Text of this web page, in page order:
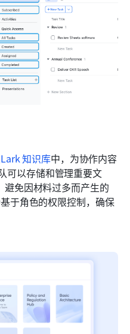
Lark 知识库中，为协作内容
可以存储和管理重要文
避免因材料过多而产生的
于角色的权限控制，确保